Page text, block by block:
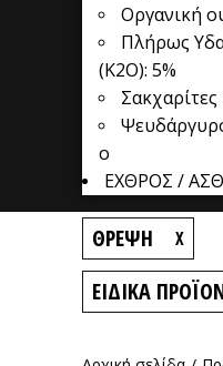
Οργανική
Πλήρως
(K2O): 5%
Σακχαρίτες
ο
ΕΧΘΡΟΣ /
ΘΡΈΨΗ X
ΕΙΔΙΚΆ